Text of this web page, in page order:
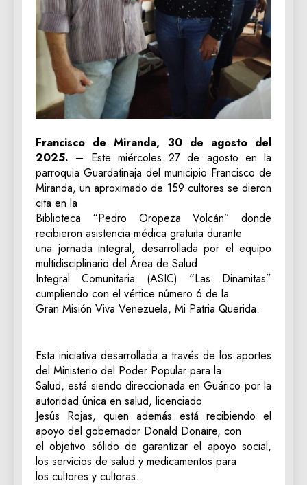
Francisco de Miranda, 30 de agosto del
2025. – Este miércoles 27 de agosto en la
parroquia Guardatinaja del municipio Francisco de
Miranda, un aproximado de 159 cultores se dieron
cita en la
Biblioteca “Pedro Oropeza Volcán” donde
recibieron asistencia médica gratuita durante
una jornada integral, desarrollada por el equipo
multidisciplinario del Área de Salud
Integral Comunitaria (ASIC) “Las Dinamitas”
cumpliendo con el vértice número 6 de la
Gran Misión Viva Venezuela, Mi Patria Querida.
Esta iniciativa desarrollada a través de los aportes
del Ministerio del Poder Popular para la
Salud, está siendo direccionada en Guárico por la
autoridad única en salud, licenciado
Jesús Rojas, quien además está recibiendo el
apoyo del gobernador Donald Donaire, con
el objetivo sólido de garantizar el apoyo social,
los servicios de salud y medicamentos para
los cultores y cultoras.